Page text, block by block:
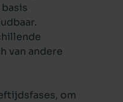
van andere
om